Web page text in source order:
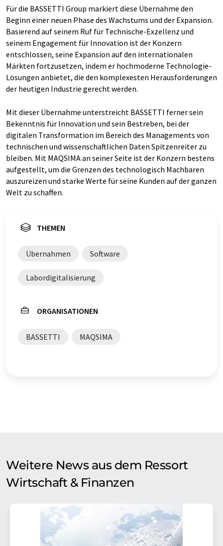
Für die BASSETTI Group markiert diese Übernahme den
Beginn einer neuen Phase des Wachstums und der Expansion.
Basierend auf seinem Ruf für Technische-Exzellenz und
seinem Engagement für Innovation ist der Konzern
entschlossen, seine Expansion auf den internationalen
Märkten fortzusetzen, indem er hochmoderne Technologie-
Lösungen anbietet, die den komplexesten Herausforderungen
der heutigen Industrie gerecht werden.
Mit dieser Übernahme unterstreicht BASSETTI ferner sein
Bekenntnis für Innovation und sein Bestreben, bei der
digitalen Transformation im Bereich des Managements von
technischen und wissenschaftlichen Daten Spitzenreiter zu
bleiben. Mit MAQSIMA an seiner Seite ist der Konzern bestens
aufgestellt, um die Grenzen des technologisch Machbaren
auszureizen und starke Werte für seine Kunden auf der ganzen
Welt zu schaffen.
THEMEN
Übernahmen Software
Labordigitalisierung
ORGANISATIONEN
BASSETTI MAQSIMA
Weitere News aus dem Ressort
Wirtschaft & Finanzen